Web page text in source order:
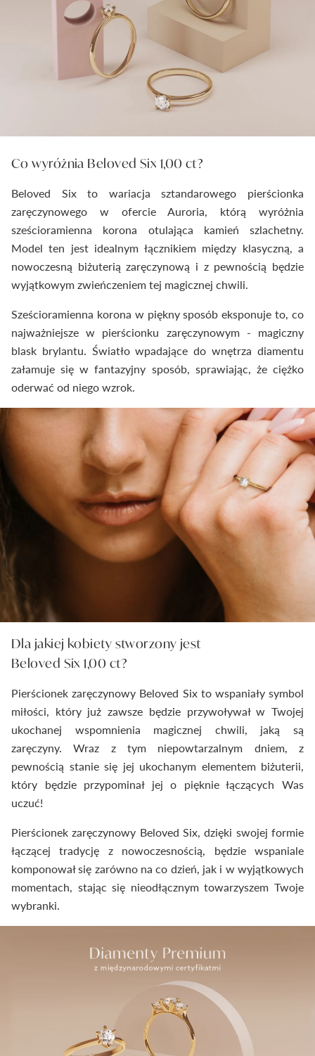
Co wyróżnia Beloved Six 1,00 ct?
Beloved Six to wariacja sztandarowego pierścionka
zaręczynowego w ofercie Auroria, którą wyróżnia
sześcioramienna korona otulająca kamień szlachetny.
Model ten jest idealnym łącznikiem między klasyczną, a
nowoczesną biżuterią zaręczynową i z pewnością będzie
wyjątkowym zwieńczeniem tej magicznej chwili.
Sześcioramienna korona w piękny sposób eksponuje to, co
najważniejsze w pierścionku zaręczynowym - magiczny
blask brylantu. Światło wpadające do wnętrza diamentu
załamuje się w fantazyjny sposób, sprawiając, że ciężko
oderwać od niego wzrok.
Dla jakiej kobiety stworzony jest
Beloved Six 1,00 ct?
Pierścionek zaręczynowy Beloved Six to wspaniały symbol
miłości, który już zawsze będzie przywoływał w Twojej
ukochanej wspomnienia magicznej chwili, jaką są
zaręczyny. Wraz z tym niepowtarzalnym dniem, z
pewnością stanie się jej ukochanym elementem biżuterii,
który będzie przypominał jej o pięknie łączących Was
uczuć!
Pierścionek zaręczynowy Beloved Six, dzięki swojej formie
łączącej tradycję z nowoczesnością, będzie wspaniale
komponował się zarówno na co dzień, jak i w wyjątkowych
momentach, stając się nieodłącznym towarzyszem Twoje
wybranki.